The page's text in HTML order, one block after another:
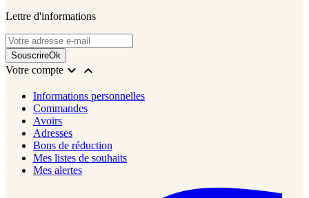
Lettre d'informations
SouscrireOk
Votre compte  
Informations personnelles
Commandes
Avoirs
Adresses
Bons de réduction
Mes listes de souhaits
Mes alertes